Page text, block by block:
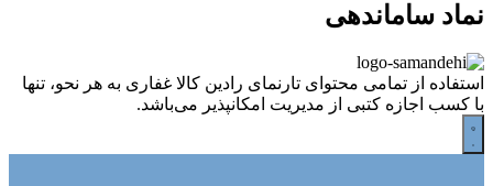
نماد ساماندهی
استفاده از تمامی محتوای تارنمای رادین کالا غفاری به هر نحو، تنها
با کسب اجازه کتبی از مدیریت امکانپذیر می‌باشد.